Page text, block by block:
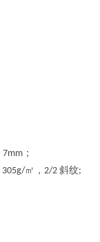
7mm ；
305g/㎡， 2/2 斜纹;